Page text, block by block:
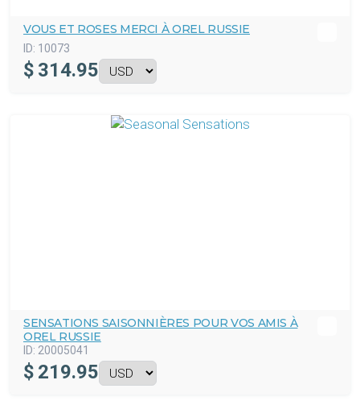
VOUS ET ROSES MERCI À OREL RUSSIE
ID: 10073
$ 314.95
SENSATIONS SAISONNIÈRES POUR VOS AMIS À
OREL RUSSIE
ID: 20005041
$ 219.95